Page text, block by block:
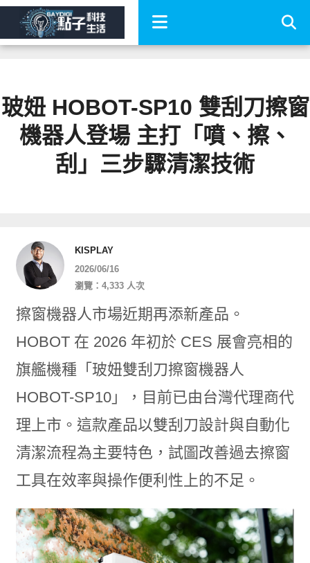
玻妞 HOBOT-SP10 雙刮刀擦窗
機器人登場 主打「噴、擦、
刮」三步驟清潔技術
KISPLAY
2026/06/16
瀏覽：4,333 人次
擦窗機器人市場近期再添新產品。
HOBOT 在 2026 年初於 CES 展會亮相的
旗艦機種「玻妞雙刮刀擦窗機器人
HOBOT-SP10」，目前已由台灣代理商代
理上市。這款產品以雙刮刀設計與自動化
清潔流程為主要特色，試圖改善過去擦窗
工具在效率與操作便利性上的不足。